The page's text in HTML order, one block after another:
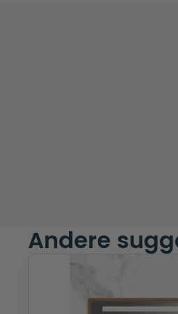
Andere